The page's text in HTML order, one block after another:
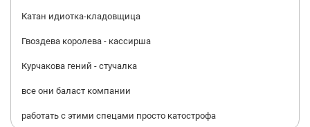
Катан идиотка-кладовщица
Гвоздева королева - кассирша
Курчакова гений - стучалка
все они баласт компании
работать с этими спецами просто катострофа